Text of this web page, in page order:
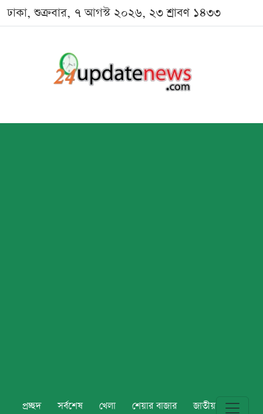
ঢাকা, শুক্রবার, ৭ আগস্ট ২০২৬, ২৩ শ্রাবণ ১৪৩৩
প্রচ্ছদ সর্বশেষ খেলা শেয়ার বাজার জাতীয় বিশ্ব